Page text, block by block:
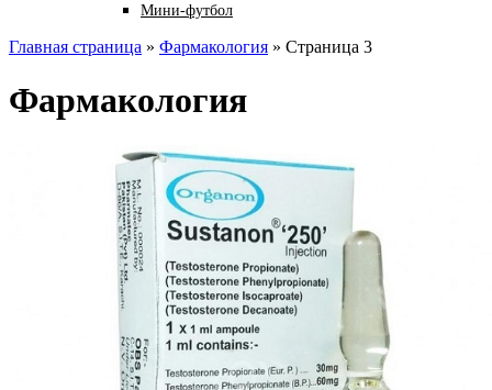
Мини-футбол
Главная страница » Фармакология » Страница 3
Фармакология